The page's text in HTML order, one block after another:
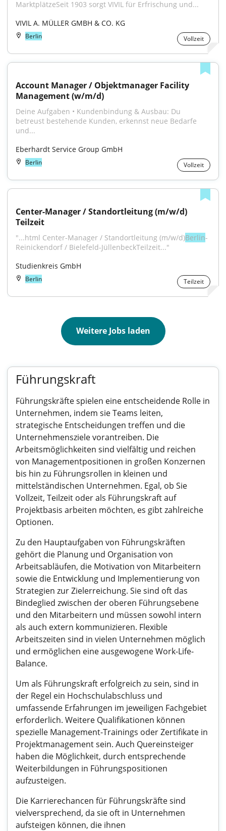
MarktplätzeSeit 1903 sorgt VIVIL für Erfrischung und...
VIVIL A. MÜLLER GMBH & CO. KG
Berlin Vollzeit
Account Manager / Objektmanager Facility
Management (w/m/d)
Deine Aufgaben • Kundenbindung & Ausbau: Du
betreust bestehende Kunden, erkennst neue Bedarfe
und...
Eberhardt Service Group GmbH
Berlin Vollzeit
Center-Manager / Standortleitung (m/w/d)
Teilzeit
"...html Center-Manager / Standortleitung (m/w/d)Berlin-
Reinickendorf / Bielefeld-JüllenbeckTeilzeit..."
Studienkreis GmbH
Berlin Teilzeit
Weitere Jobs laden
Führungskraft
Führungskräfte spielen eine entscheidende Rolle in
Unternehmen, indem sie Teams leiten,
strategische Entscheidungen treffen und die
Unternehmensziele vorantreiben. Die
Arbeitsmöglichkeiten sind vielfältig und reichen
von Managementpositionen in großen Konzernen
bis hin zu Führungsrollen in kleinen und
mittelständischen Unternehmen. Egal, ob Sie
Vollzeit, Teilzeit oder als Führungskraft auf
Projektbasis arbeiten möchten, es gibt zahlreiche
Optionen.
Zu den Hauptaufgaben von Führungskräften
gehört die Planung und Organisation von
Arbeitsabläufen, die Motivation von Mitarbeitern
sowie die Entwicklung und Implementierung von
Strategien zur Zielerreichung. Sie sind oft das
Bindeglied zwischen der oberen Führungsebene
und den Mitarbeitern und müssen sowohl intern
als auch extern kommunizieren. Flexible
Arbeitszeiten sind in vielen Unternehmen möglich
und ermöglichen eine ausgewogene Work-Life-
Balance.
Um als Führungskraft erfolgreich zu sein, sind in
der Regel ein Hochschulabschluss und
umfassende Erfahrungen im jeweiligen Fachgebiet
erforderlich. Weitere Qualifikationen können
spezielle Management-Trainings oder Zertifikate in
Projektmanagement sein. Auch Quereinsteiger
haben die Möglichkeit, durch entsprechende
Weiterbildungen in Führungspositionen
aufzusteigen.
Die Karrierechancen für Führungskräfte sind
vielversprechend, da sie oft in Unternehmen
aufsteigen können, die ihnen